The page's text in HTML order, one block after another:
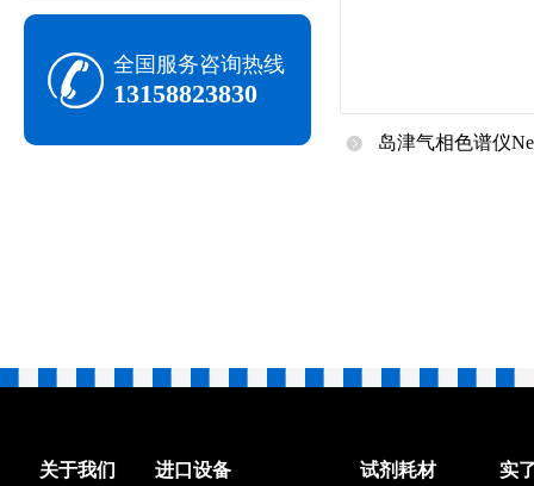
岛津气相色谱仪
全国服务咨询热线
13158823830
关于我们 进口设备 试剂耗材 实